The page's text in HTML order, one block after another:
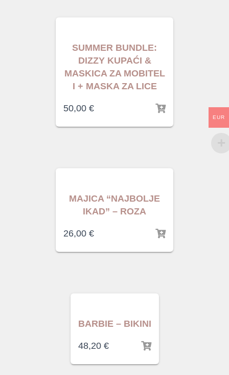
SUMMER BUNDLE:
DIZZY KUPAĆI &
MASKICA ZA MOBITEL
I + MASKA ZA LICE
50,00 €
MAJICA “NAJBOLJE
IKAD” – ROZA
26,00 €
BARBIE – BIKINI
48,20 €
EUR